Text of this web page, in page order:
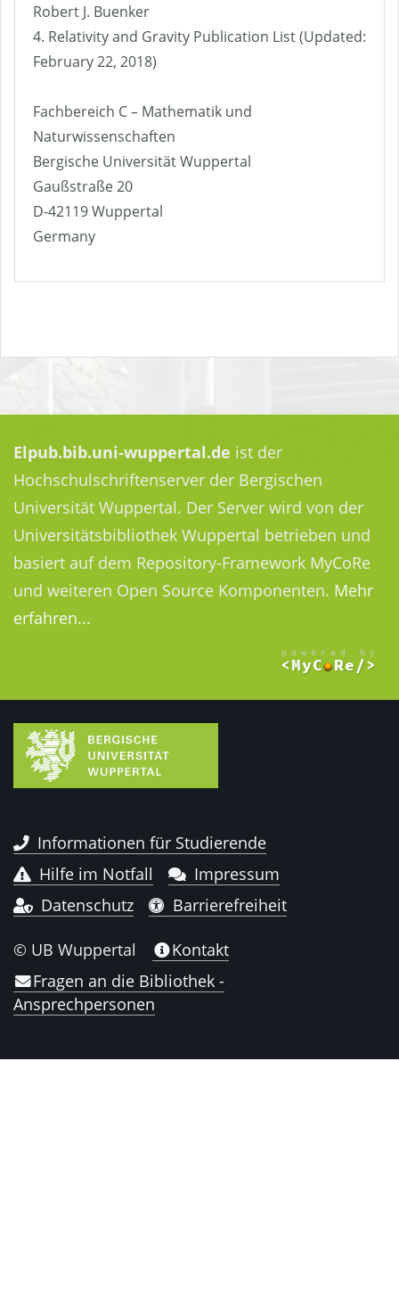
Robert J. Buenker
4. Relativity and Gravity Publication List (Updated:
February 22, 2018)
Fachbereich C – Mathematik und
Naturwissenschaften
Bergische Universität Wuppertal
Gaußstraße 20
D-42119 Wuppertal
Germany
Elpub.bib.uni-wuppertal.de ist der
Hochschulschriftenserver der Bergischen
Universität Wuppertal. Der Server wird von der
Universitätsbibliothek Wuppertal betrieben und
basiert auf dem Repository-Framework MyCoRe
und weiteren Open Source Komponenten. Mehr
erfahren...
Informationen für Studierende
Hilfe im Notfall
Impressum
Datenschutz
Barrierefreiheit
© UB Wuppertal
Kontakt
Fragen an die Bibliothek -
Ansprechpersonen